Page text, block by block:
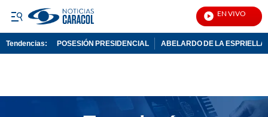
EN VIVO
Tendencias: POSESIÓN PRESIDENCIAL ABELARDO DE LA ESPRIELLA